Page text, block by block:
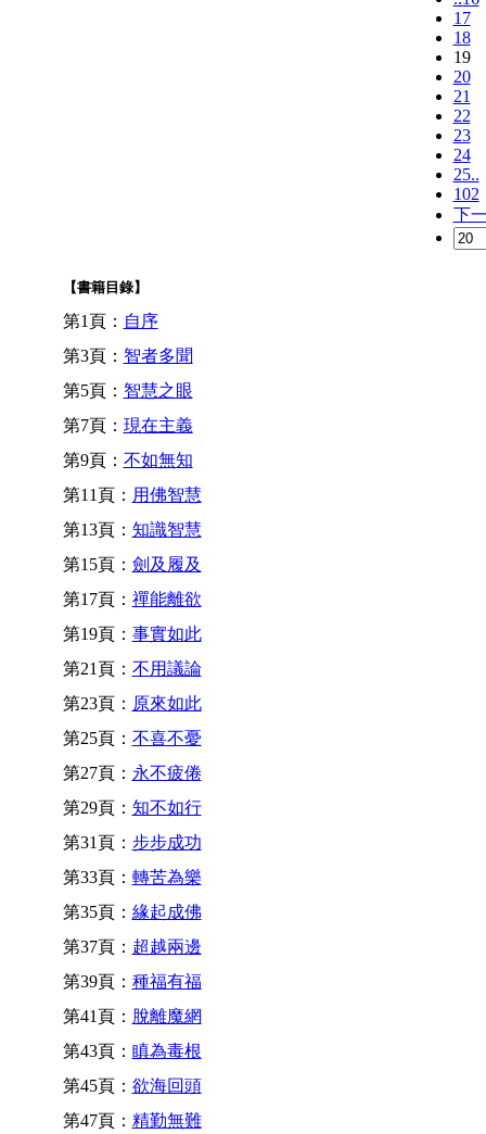
17
18
19
20
21
22
23
24
25..
102
下
【書籍目錄】
第1頁： 自序
第3頁： 智者多聞
第5頁： 智慧之眼
第7頁： 現在主義
第9頁： 不如無知
第11頁： 用佛智慧
第13頁： 知識智慧
第15頁： 劍及履及
第17頁： 禪能離欲
第19頁： 事實如此
第21頁： 不用議論
第23頁： 原來如此
第25頁： 不喜不憂
第27頁： 永不疲倦
第29頁： 知不如行
第31頁： 步步成功
第33頁： 轉苦為樂
第35頁： 緣起成佛
第37頁： 超越兩邊
第39頁： 種福有福
第41頁： 脫離魔網
第43頁： 瞋為毒根
第45頁： 欲海回頭
第47頁： 精勤無難